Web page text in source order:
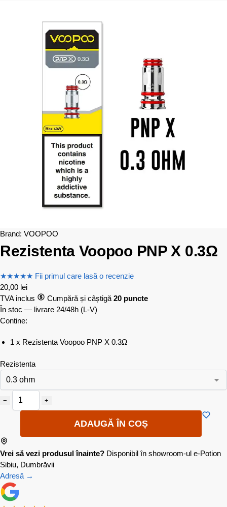
Brand: VOOPOO
Rezistenta Voopoo PNP X 0.3Ω
★★★★★ Fii primul care lasă o recenzie
20,00 lei
TVA inclus
Cumpără și câștigă 20 puncte
În stoc — livrare 24/48h (L-V)
Contine:
1 x Rezistenta Voopoo PNP X 0.3Ω
Rezistenta
− +
ADAUGĂ ÎN COȘ
Vrei să vezi produsul înainte? Disponibil în showroom-ul e-Potion
Sibiu, Dumbrăvii
Adresă →